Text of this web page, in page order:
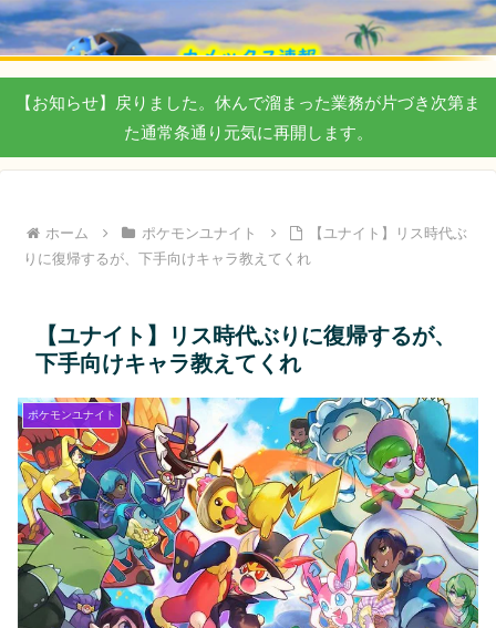
【お知らせ】戻りました。休んで溜まった業務が片づき次第ま
た通常条通り元気に再開します。
ホーム ポケモンユナイト
【ユナイト】リス時代ぶ
りに復帰するが、下手向けキャラ教えてくれ
【ユナイト】リス時代ぶりに復帰するが、
下手向けキャラ教えてくれ
ポケモンユナイト